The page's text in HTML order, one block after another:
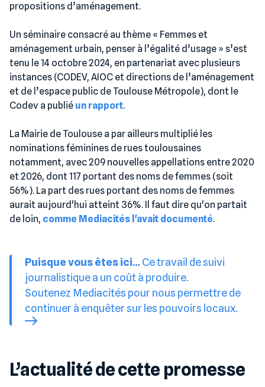
propositions d’aménagement.
Un séminaire consacré au thème « Femmes et
aménagement urbain, penser à l’égalité d’usage » s’est
tenu le 14 octobre 2024, en partenariat avec plusieurs
instances (CODEV, AIOC et directions de l’aménagement
et de l’espace public de Toulouse Métropole), dont le
Codev a publié un rapport.
La Mairie de Toulouse a par ailleurs multiplié les
nominations féminines de rues toulousaines
notamment, avec 209 nouvelles appellations entre 2020
et 2026, dont 117 portant des noms de femmes (soit
56%). La part des rues portant des noms de femmes
aurait aujourd'hui atteint 36%. Il faut dire qu'on partait
de loin, comme Mediacités l'avait documenté.
Puisque vous êtes ici…Ce travail de suivi
journalistique a un coût à produire.
Soutenez Mediacités pour nous permettre de
continuer à enquêter sur les pouvoirs locaux.
L’actualité de cette promesse